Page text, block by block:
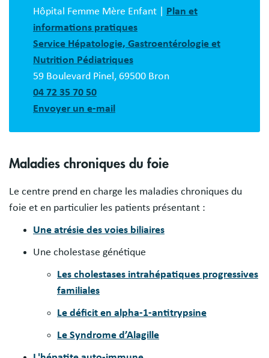
description
Hôpital Femme Mère Enfant | Plan et
informations pratiques
Service Hépatologie, Gastroentérologie et
Nutrition Pédiatriques
59 Boulevard Pinel, 69500 Bron
04 72 35 70 50
Envoyer un e-mail
Maladies chroniques du foie
Le centre prend en charge les maladies chroniques du
foie et en particulier les patients présentant :
Une atrésie des voies biliaires
Une cholestase génétique
Les cholestases intrahépatiques progressives
familiales
Le déficit en alpha-1-antitrypsine
Le Syndrome d’Alagille